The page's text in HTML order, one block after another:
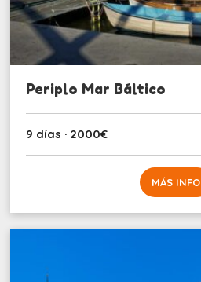
Periplo Mar Báltico
9 días · 2000€
MÁS INFO